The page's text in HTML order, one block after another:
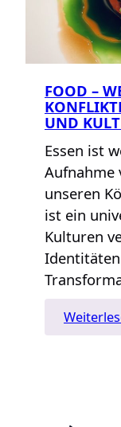
FOOD –
UND
Essen ist
Aufnahme
unseren
ist ein
Kulturen